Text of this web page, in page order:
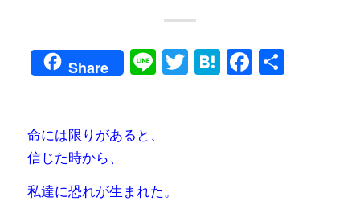
Share LineTwitter
Hatena共
命には限りがあると、
信じた時から、
私達に恐れが生まれた。